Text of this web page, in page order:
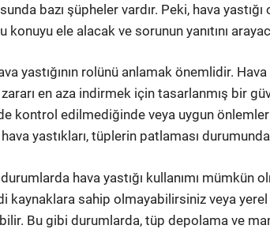
bazı şüpheler vardır. Peki, hava
konuyu ele alacak ve sorunun yanıtını
yastığının rolünü anlamak önemlidir.
en aza indirmek için tasarlanmış bir
kontrol edilmediğinde veya uygun önlemler
yastıkları, tüplerin patlaması
durumlarda hava yastığı kullanımı
kaynaklara sahip olmayabilirsiniz veya yerel
Bu gibi durumlarda, tüp depolama ve